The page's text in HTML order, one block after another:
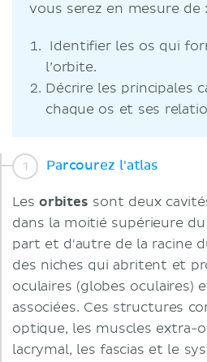
vous serez en mesure de :
Identifier les os qui
l’orbite.
Décrire les principales
chaque os et ses
Parcourez l'atlas
Les orbites sont deux
dans la moitié supérieure
part et d'autre de la racine
des niches qui abritent et
oculaires (globes oculaires)
associées. Ces structures
optique, les muscles extra-
lacrymal, les fascias et le